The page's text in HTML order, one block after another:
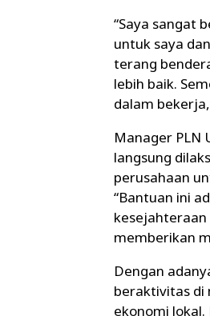
“Saya sangat
untuk saya
terang
lebih baik.
dalam
Manager PLN
langsung
perusahaan
“Bantuan ini
memberikan
Dengan
beraktivitas di
ekonomi